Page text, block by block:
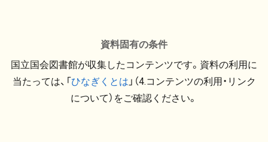
資料固有の条件
国立国会図書館が収集したコンテンツです。資料の利用に
当たっては、「ひなぎくとは 」（4.コンテンツの利用・リンク
について）をご確認ください。